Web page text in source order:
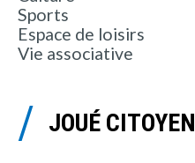
Sports
Espace de loisirs
Vie associative
JOUÉ CITOYEN